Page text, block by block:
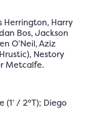
Herrington, Harry
Bos, Jackson
O’Neil, Aziz
Nestory
Metcalfe.
(1’ / 2°T); Diego